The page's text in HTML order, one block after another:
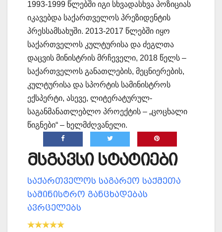
1993-1999 წლებში იგი სხვადასხვა პოზიციას
იკავებდა საქართველოს პრეზიდენტის
პრესსამსახუში. 2013-2017 წლებში იყო
საქართველოს კულტურისა და ძეგლთა
დაცვის მინისტრის მრჩეველი, 2018 წელს –
საქართველოს განათლების, მეცნიერების,
კულტურისა და სპორტის სამინისტროს
ექსპერტი, ასევე, ლიტერატურულ-
საგანმანათლებლო პროექტის – „ცოცხალი
წიგნები“ – ხელმძღვანელი.
მსგავსი სტატიები
საქართველოს საგარეო საქმეთა
სამინისტრო განცხადებას
ავრცელებს